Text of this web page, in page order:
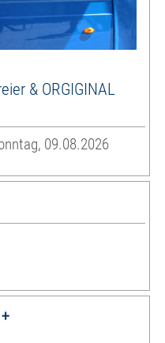
& ORGIGINAL
09.08.2026